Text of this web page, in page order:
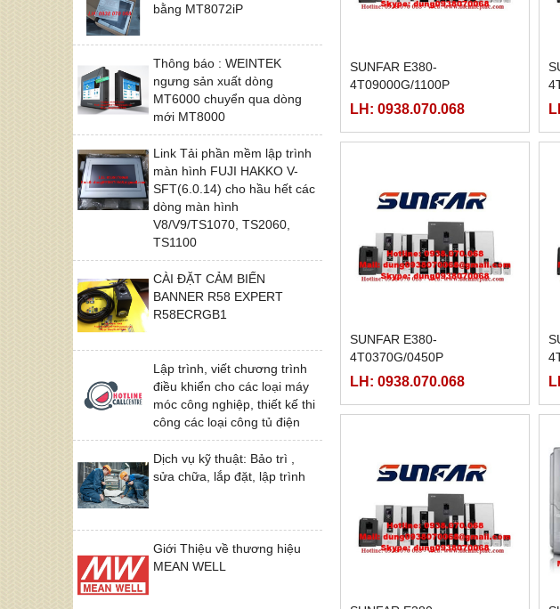
bằng MT8072iP
Thông báo : WEINTEK
ngưng sản xuất dòng
MT6000 chuyển qua dòng
mới MT8000
Link Tải phần mềm lập trình
màn hình FUJI HAKKO V-
SFT(6.0.14) cho hầu hết các
dòng màn hình
V8/V9/TS1070, TS2060,
TS1100
CÀI ĐẶT CẢM BIẾN
BANNER R58 EXPERT
R58ECRGB1
Lập trình, viết chương trình
điều khiển cho các loại máy
móc công nghiệp, thiết kế thi
công các loại công tủ điện
Dịch vụ kỹ thuật: Bảo trì ,
sửa chữa, lắp đặt, lập trình
Giới Thiệu về thương hiệu
MEAN WELL
SUNFAR E380-
4T09000G/1100P
LH: 0938.070.068
SUNFAR E380-
4T0370G/0450P
LH: 0938.070.068